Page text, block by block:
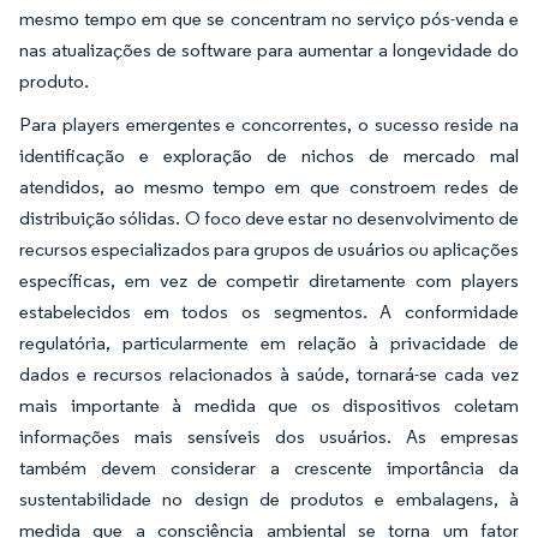
mesmo tempo em que se concentram no serviço pós-venda e
nas atualizações de software para aumentar a longevidade do
produto.
Para players emergentes e concorrentes, o sucesso reside na
identificação e exploração de nichos de mercado mal
atendidos, ao mesmo tempo em que constroem redes de
distribuição sólidas. O foco deve estar no desenvolvimento de
recursos especializados para grupos de usuários ou aplicações
específicas, em vez de competir diretamente com players
estabelecidos em todos os segmentos. A conformidade
regulatória, particularmente em relação à privacidade de
dados e recursos relacionados à saúde, tornará-se cada vez
mais importante à medida que os dispositivos coletam
informações mais sensíveis dos usuários. As empresas
também devem considerar a crescente importância da
sustentabilidade no design de produtos e embalagens, à
medida que a consciência ambiental se torna um fator